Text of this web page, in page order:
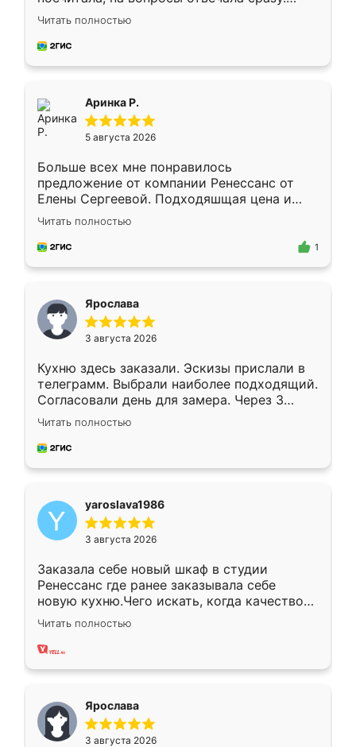
Замерщик приехал в субботу, подошёл к
делу со всей ответственностью. Собрали
за день, ребята работали аккуратно, даже
Читать полностью
Аринка Р.
5 августа 2026
Больше всех мне понравилось
предложение от компании Ренессанс от
Елены Сергеевой. Подходяшщая цена и
короткие сроки изготовления. Приехавший
для замера сотрудник Владислав
предложил по моему эскизу самый
Читать полностью
1
Ярослава
3 августа 2026
Кухню здесь заказали. Эскизы прислали в
телеграмм. Выбрали наиболее подходящий.
Согласовали день для замера. Через 3
недели кухня была уже готова. Остались
довольны работой. Спасибо Ренессанс
мебель за качественную работу!
Читать полностью
yaroslava1986
3 августа 2026
Заказала себе новый шкаф в студии
Ренессанс где ранее заказывала себе
новую кухню.Чего искать, когда качеством
вполне довольна. Служит кухня уже почти
два года, нареканий нет.
Читать полностью
Ярослава
3 августа 2026